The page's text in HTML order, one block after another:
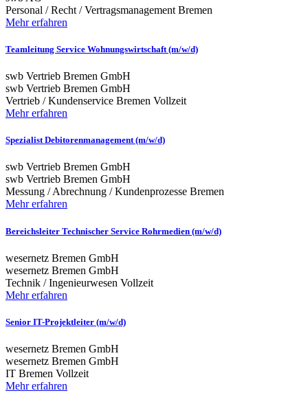
Personal / Recht / Vertragsmanagement Bremen
Mehr erfahren
Teamleitung Service Wohnungswirtschaft (m/w/d)
swb Vertrieb Bremen GmbH
swb Vertrieb Bremen GmbH
Vertrieb / Kundenservice Bremen Vollzeit
Mehr erfahren
Spezialist Debitorenmanagement (m/w/d)
swb Vertrieb Bremen GmbH
swb Vertrieb Bremen GmbH
Messung / Abrechnung / Kundenprozesse Bremen
Mehr erfahren
Bereichsleiter Technischer Service Rohrmedien (m/w/d)
wesernetz Bremen GmbH
wesernetz Bremen GmbH
Technik / Ingenieurwesen Vollzeit
Mehr erfahren
Senior IT-Projektleiter (m/w/d)
wesernetz Bremen GmbH
wesernetz Bremen GmbH
IT Bremen Vollzeit
Mehr erfahren